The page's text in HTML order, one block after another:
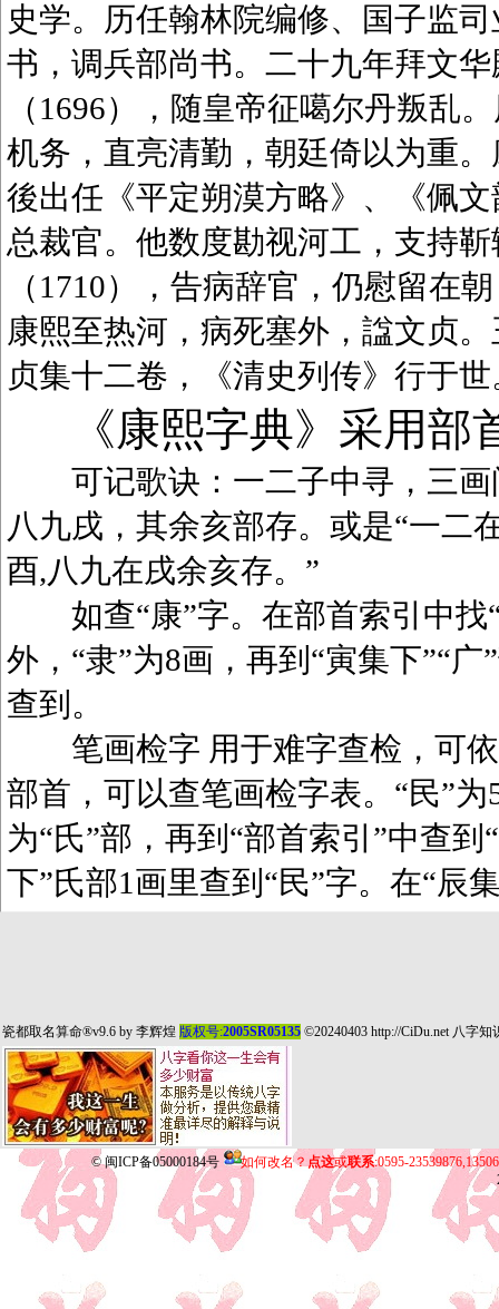
史学。历任翰林院编修、国子监
书，调兵部尚书。二十九年拜文
（1696），随皇帝征噶尔丹叛乱
机务，直亮清勤，朝廷倚以为重
後出任《平定朔漠方略》、《佩
总裁官。他数度勘视河工，支持
（1710），告病辞官，仍慰留在
康熙至热河，病死塞外，諡文贞
贞集十二卷，《清史列传》行于世
《康熙字典》采用
可记歌诀：一二子中寻，三画
八九戌，其余亥部存。或是“一二
酉,八九在戌余亥存。”
如查“康”字。在部首索引中找“
外，“隶”为8画，再到“寅集下”“
查到。
笔画检字 用于难字查检，可依
部首，可以查笔画检字表。“民”
为“氏”部，再到“部首索引”中查到
下”氏部1画里查到“民”字。在“辰
瓷都取名算命®v9.6 by 李辉煌 版权号:2005SR05135 ©20240403 http://CiDu.net 八字知
© 闽ICP备05000184号 如何改名？ 点这或联系:0595-